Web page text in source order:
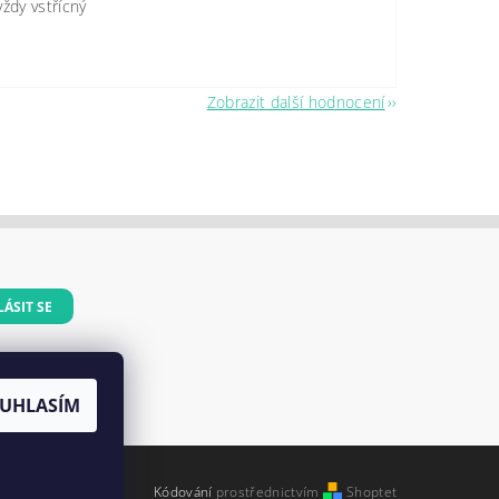
vstřícný
Zobrazit další hodnocení
Kódování prostřednictvím Shoptet